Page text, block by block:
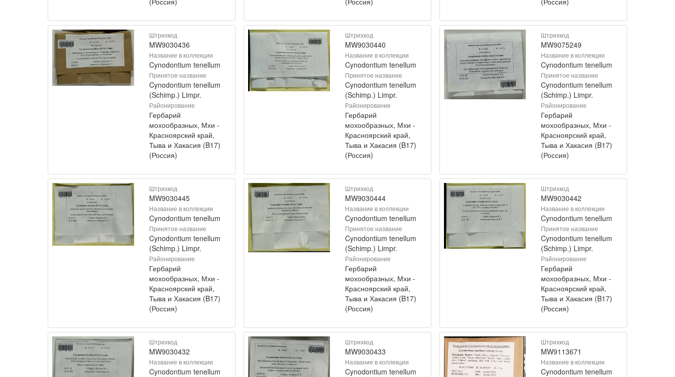
Штрихкод
MW9030436
Название в коллекции
Cynodontium tenellum
Принятое название
Cynodontium tenellum
(Schimp.) Limpr.
Районирование
Гербарий
мохообразных, Мхи -
Красноярский край,
Тыва и Хакасия (B17)
(Россия)
Штрихкод
MW9030440
Название в коллекции
Cynodontium tenellum
Принятое название
Cynodontium tenellum
(Schimp.) Limpr.
Районирование
Гербарий
мохообразных, Мхи -
Красноярский край,
Тыва и Хакасия (B17)
(Россия)
Штрихкод
MW9075249
Название в коллекции
Cynodontium tenellum
Принятое название
Cynodontium tenellum
(Schimp.) Limpr.
Районирование
Гербарий
мохообразных, Мхи -
Красноярский край,
Тыва и Хакасия (B17)
(Россия)
Штрихкод
MW9030445
Название в коллекции
Cynodontium tenellum
Принятое название
Cynodontium tenellum
(Schimp.) Limpr.
Районирование
Гербарий
мохообразных, Мхи -
Красноярский край,
Тыва и Хакасия (B17)
(Россия)
Штрихкод
MW9030444
Название в коллекции
Cynodontium tenellum
Принятое название
Cynodontium tenellum
(Schimp.) Limpr.
Районирование
Гербарий
мохообразных, Мхи -
Красноярский край,
Тыва и Хакасия (B17)
(Россия)
Штрихкод
MW9030442
Название в коллекции
Cynodontium tenellum
Принятое название
Cynodontium tenellum
(Schimp.) Limpr.
Районирование
Гербарий
мохообразных, Мхи -
Красноярский край,
Тыва и Хакасия (B17)
(Россия)
Штрихкод
MW9030432
Название в коллекции
Cynodontium tenellum
Штрихкод
MW9030433
Название в коллекции
Cynodontium tenellum
Штрихкод
MW9113671
Название в коллекции
Cynodontium tenellum